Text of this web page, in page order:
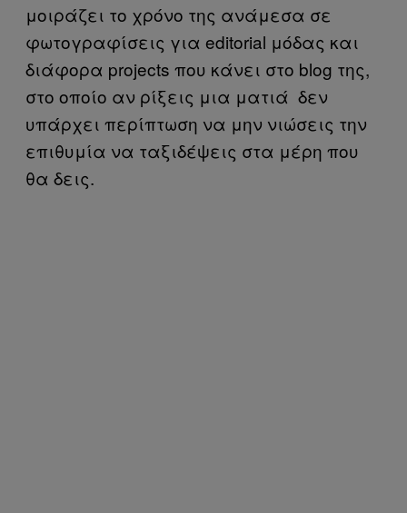
μοιράζει το χρόνο της ανάμεσα σε
φωτογραφίσεις για editorial μόδας και
διάφορα projects που κάνει στο blog της,
στο οποίο αν ρίξεις μια ματιά δεν
υπάρχει περίπτωση να μην νιώσεις την
επιθυμία να ταξιδέψεις στα μέρη που
θα δεις.